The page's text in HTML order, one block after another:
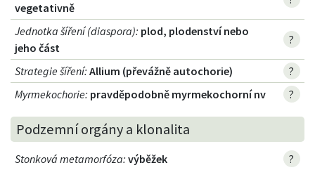
vegetativně
Jednotka šíření (diaspora): plod, plodenství nebo
jeho část
?
Strategie šíření: Allium (převážně autochorie)
?
Myrmekochorie: pravděpodobně myrmekochorní nv ?
Podzemní orgány a klonalita
Stonková metamorfóza: výběžek ?